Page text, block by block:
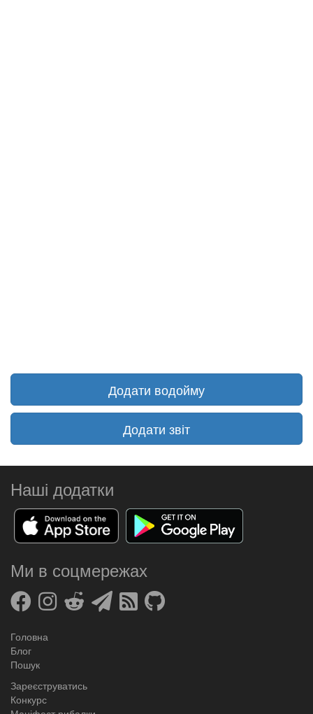
Додати водойму
Додати звіт
Наші додатки
Ми в соцмережах
Головна
Блог
Пошук
Зареєструватись
Конкурс